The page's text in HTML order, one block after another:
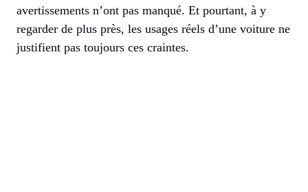
avertissements n’ont pas manqué. Et pourtant, à y
regarder de plus près, les usages réels d’une voiture ne
justifient pas toujours ces craintes.